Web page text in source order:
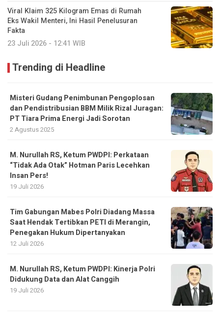
Viral Klaim 325 Kilogram Emas di Rumah
Eks Wakil Menteri, Ini Hasil Penelusuran
Fakta
23 Juli 2026 - 12:41 WIB
Trending di Headline
Misteri Gudang Penimbunan Pengoplosan
dan Pendistribusian BBM Milik Rizal Juragan:
PT Tiara Prima Energi Jadi Sorotan
2 Agustus 2025
M. Nurullah RS, Ketum PWDPI: Perkataan
“Tidak Ada Otak” Hotman Paris Lecehkan
Insan Pers!
19 Juli 2026
Tim Gabungan Mabes Polri Diadang Massa
Saat Hendak Tertibkan PETI di Merangin,
Penegakan Hukum Dipertanyakan
12 Juli 2026
M. Nurullah RS, Ketum PWDPI: Kinerja Polri
Didukung Data dan Alat Canggih
19 Juli 2026